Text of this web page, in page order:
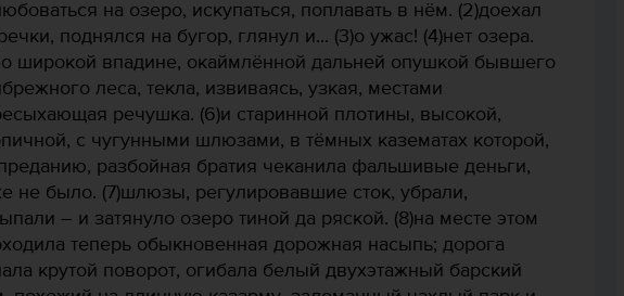
на озеро, искупаться, поплавать в нём. (2)доехал
поднялся на бугор, глянул и... (3)о ужас! (4)нет озера.
широкой впадине, окаймлённой дальней опушкой бывшего
леса, текла, извиваясь, узкая, местами
речушка. (6)и старинной плотины, высокой,
с чугунными шлюзами, в тёмных казематах которой,
разбойная братия чеканила фальшивые деньги,
не было. (7)шлюзы, регулировавшие сток, убрали,
– и затянуло озеро тиной да ряской. (8)на месте этом
теперь обыкновенная дорожная насыпь; дорога
крутой поворот, огибала белый двухэтажный барский